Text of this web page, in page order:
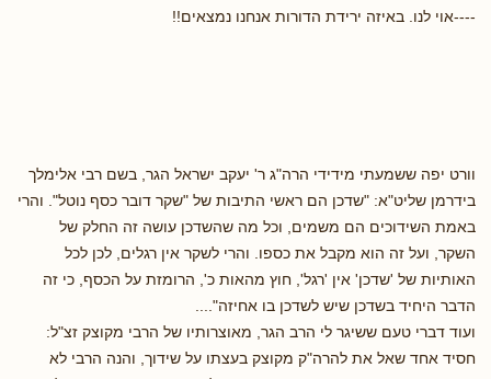
----אוי לנו. באיזה ירידת הדורות אנחנו נמצאים!!
וורט יפה ששמעתי מידידי הרה"ג ר' יעקב ישראל הגר, בשם רבי אלימלך
בידרמן שליט"א: "שדכן הם ראשי התיבות של "שקר דובר כסף נוטל". והרי
באמת השידוכים הם משמים, וכל מה שהשדכן עושה זה החלק של
השקר, ועל זה הוא מקבל את כספו. והרי לשקר אין רגלים, לכן לכל
האותיות של 'שדכן' אין 'רגל', חוץ מהאות כ', הרומזת על הכסף, כי זה
הדבר היחיד בשדכן שיש לשדכן בו אחיזה"....
ועוד דברי טעם ששיגר לי הרב הגר, מאוצרותיו של הרבי מקוצק זצ"ל:
חסיד אחד שאל את להרה"ק מקוצק בעצתו על שידוך, והנה הרבי לא